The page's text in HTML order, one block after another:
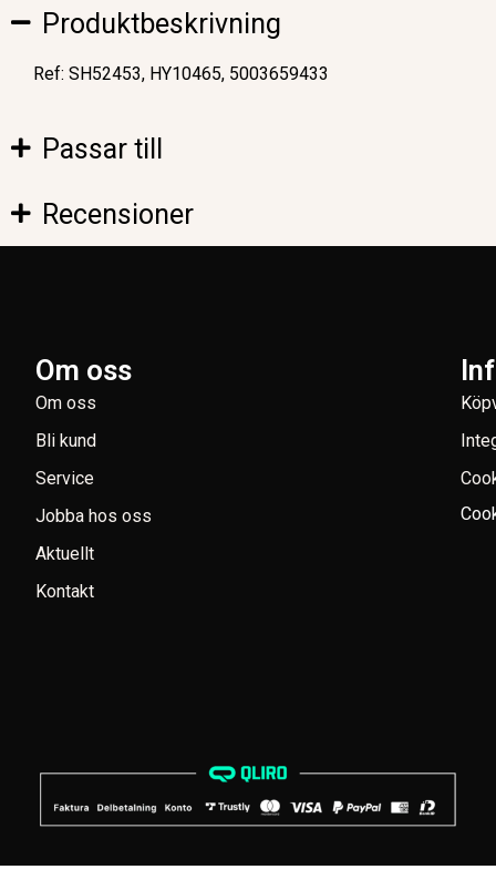
Produktbeskrivning
Ref: SH52453, HY10465, 5003659433
Passar till
Recensioner
Om oss
Om oss
Bli kund
Service
Jobba hos oss
Aktuellt
Kontakt